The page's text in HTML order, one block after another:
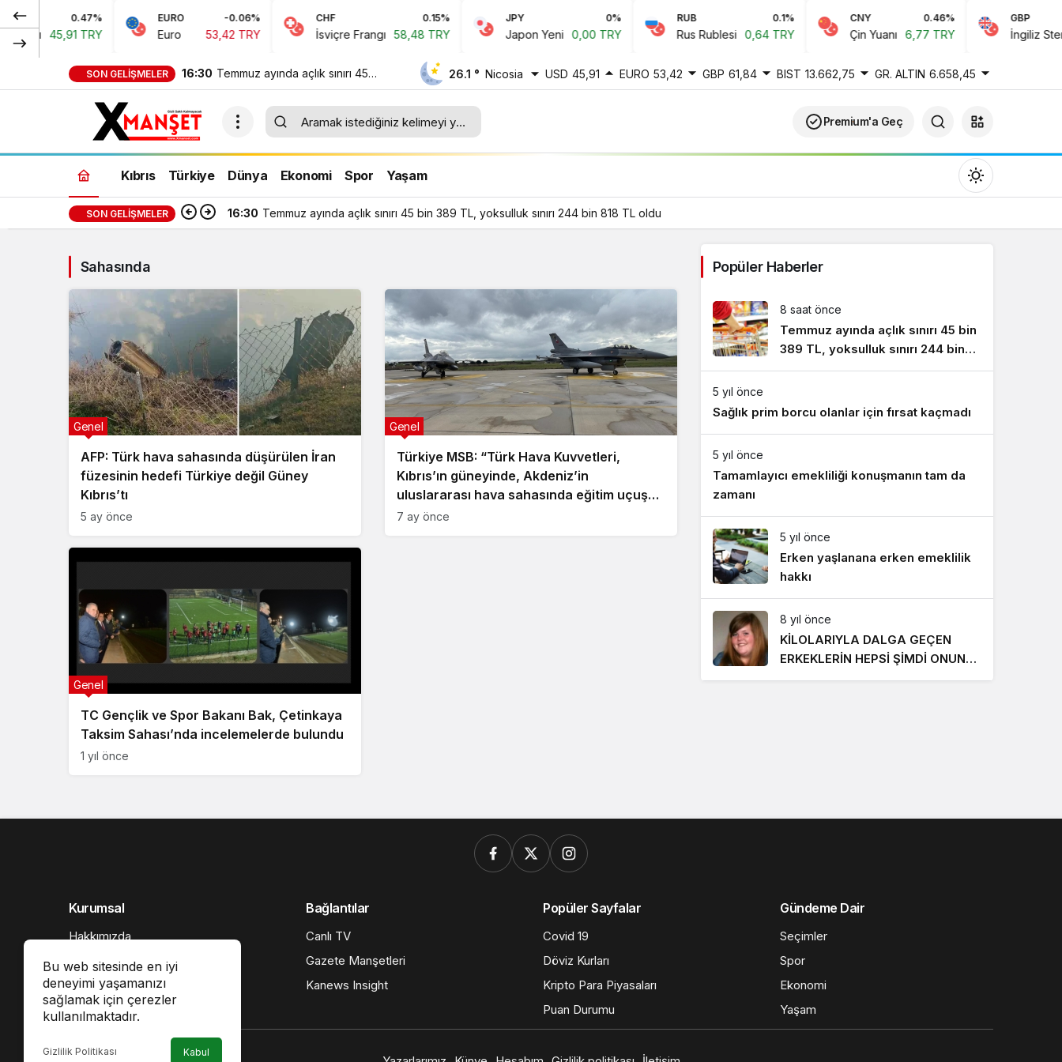
0.47%
45,91 TRY
EURO -0.06%
Euro 53,42 TRY
CHF 0.15%
İsviçre Frangı 58,48 TRY
JPY
Japon Yeni 0,00 TRY
RUB
Rus Rublesi 0,64 TRY
CNY 0.46%
Çin Yuanı 6,77 TRY
GBP
İngiliz Sterlini
SON GELIŞMELER 16:30 Temmuz ayında açlık sınırı 45
bin 389 TL, yoksulluk sınırı 244
bin 818 TL oldu
26.1 ° Nicosia USD 45,91 EURO 53,42 GBP 61,84 BIST 13.662,75 GR. ALTIN 6.658,45
Premium'a Geç
Kıbrıs Türkiye Dünya Ekonomi Spor Yaşam
Gündüz modunu seçin.
SON GELIŞMELER 16:30 Temmuz ayında açlık sınırı 45 bin 389 TL, yoksulluk sınırı 244 bin 818 TL oldu
Sahasında
AFP: Türk hava sahasında düşürülen İran
füzesinin hedefi Türkiye değil Güney
Kıbrıs’tı
Genel
5 ay önce
Türkiye MSB: “Türk Hava Kuvvetleri,
Kıbrıs’ın güneyinde, Akdeniz’in
uluslararası hava sahasında eğitim uçuşu
yaptı”
Genel
7 ay önce
TC Gençlik ve Spor Bakanı Bak, Çetinkaya
Taksim Sahası’nda incelemelerde bulundu
Genel
1 yıl önce
Popüler Haberler
8 saat önce
Temmuz ayında açlık sınırı 45 bin
389 TL, yoksulluk sınırı 244 bin
818 TL oldu
5 yıl önce
Sağlık prim borcu olanlar için fırsat kaçmadı
5 yıl önce
Tamamlayıcı emekliliği konuşmanın tam da
zamanı
5 yıl önce
Erken yaşlanana erken emeklilik
hakkı
8 yıl önce
KİLOLARIYLA DALGA GEÇEN
ERKEKLERİN HEPSİ ŞİMDİ ONUN
PEŞİNDE! SON HALİ İNANILMAZ
Bu web sitesinde en iyi
deneyimi yaşamanızı
sağlamak için çerezler
kullanılmaktadır.
Gizlilik Politikası Kabul
Kurumsal
Hakkımızda
İletişim
Künye
Gizlilik politikası
Bağlantılar
Canlı TV
Gazete Manşetleri
Kanews Insight
Popüler Sayfalar
Covid 19
Döviz Kurları
Kripto Para Piyasaları
Puan Durumu
Gündeme Dair
Seçimler
Spor
Ekonomi
Yaşam